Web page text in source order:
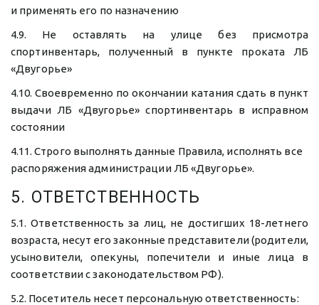
и применять его по назначению
4.9. Не оставлять на улице без присмотра
спортинвентарь, полученный в пункте проката ЛБ
«Двугорье»
4.10. Своевременно по окончании катания сдать в пункт
выдачи ЛБ «Двугорье» спортинвентарь в исправном
состоянии
4.11. Строго выполнять данные Правила, исполнять все
распоряжения администрации ЛБ «Двугорье».
5. ОТВЕТСТВЕННОСТЬ
5.1. Ответственность за лиц, не достигших 18-летнего
возраста, несут его законные представители (родители,
усыновители, опекуны, попечители и иные лица в
соответствии с законодательством РФ).
5.2. Посетитель несет персональную ответственность: